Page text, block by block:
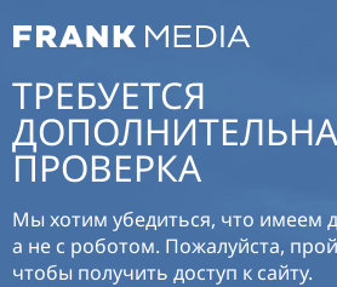
ТРЕБУЕТСЯ
ПРОВЕРКА
Мы хотим убедиться, что имеем
а не с роботом. Пожалуйста,
чтобы получить доступ к сайту.